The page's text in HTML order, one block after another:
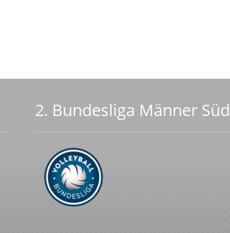
2. Bundesliga Männer Süd